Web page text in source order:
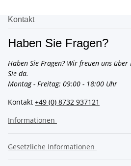
Kontakt
Haben Sie Fragen?
Haben Sie Fragen? Wir freuen uns
Sie da.
Montag - Freitag: 09:00 - 18:00 Uhr
Kontakt +49 (0) 8732 937121
Informationen
Gesetzliche Informationen